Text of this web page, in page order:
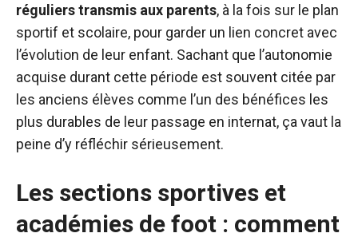
réguliers transmis aux parents, à la fois sur le plan
sportif et scolaire, pour garder un lien concret avec
l’évolution de leur enfant. Sachant que l’autonomie
acquise durant cette période est souvent citée par
les anciens élèves comme l’un des bénéfices les
plus durables de leur passage en internat, ça vaut la
peine d’y réfléchir sérieusement.
Les sections sportives et
académies de foot : comment